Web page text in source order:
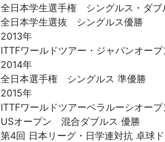
全日本学生選手権 シングルス・ダ
全日本学生選抜 シングルス優勝
2013年
ITTFワールドツアー・ジャパンオー
2014年
全日本選手権 シングルス 準優勝
2015年
ITTFワールドツアーベラルーシオー
USオープン 混合ダブルス 優勝
第4回 日本リーグ・日学連対抗 卓球